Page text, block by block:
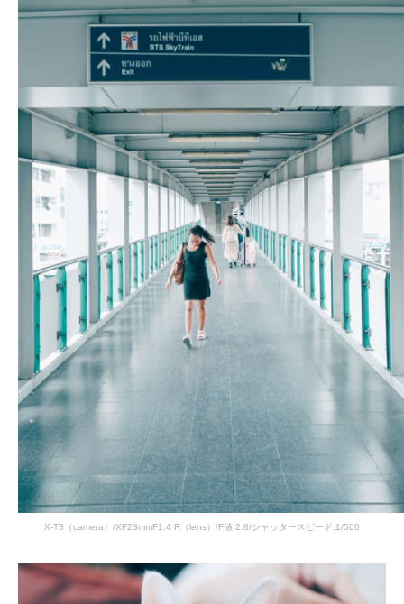
X-T3（camera）/XF23mmF1.4 R（lens）/F値:2.8/シャッタースピード:1/500